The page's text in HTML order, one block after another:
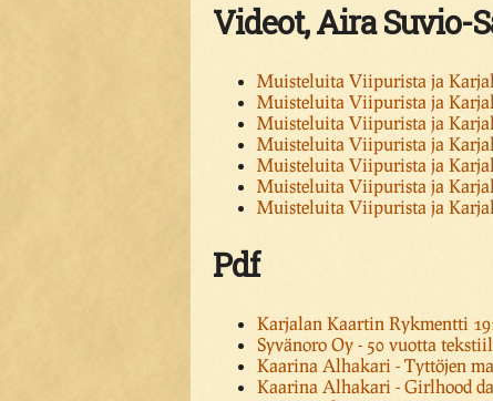
Videot, Aira Suvio-
Muisteluita Viipurista ja
Muisteluita Viipurista ja
Muisteluita Viipurista ja
Muisteluita Viipurista ja
Muisteluita Viipurista ja
Muisteluita Viipurista ja
Muisteluita Viipurista ja
Pdf
Karjalan Kaartin Rykmentti
Syvänoro Oy - 50 vuotta
Kaarina Alhakari - Tyttöjen
Kaarina Alhakari - Girlhood